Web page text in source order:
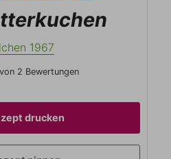
1967
von 2 Bewertungen
drucken